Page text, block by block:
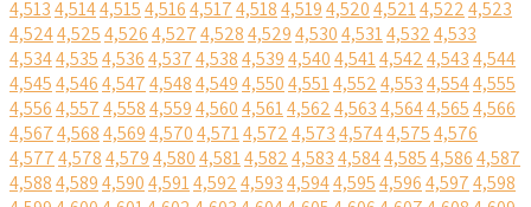
4,5134,5144,5154,5164,5174,5184,5194,5204,5214,5224,523
4,5244,5254,5264,5274,5284,5294,5304,5314,5324,533
4,5344,5354,5364,5374,5384,5394,5404,5414,5424,5434,544
4,5454,5464,5474,5484,5494,5504,5514,5524,5534,5544,555
4,5564,5574,5584,5594,5604,5614,5624,5634,5644,5654,566
4,5674,5684,5694,5704,5714,5724,5734,5744,5754,576
4,5774,5784,5794,5804,5814,5824,5834,5844,5854,5864,587
4,5884,5894,5904,5914,5924,5934,5944,5954,5964,5974,598